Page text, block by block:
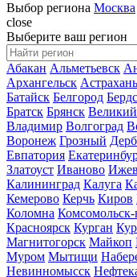
Выбор региона Москва
close
Выберите ваш регион
Абакан Альметьевск
Архангельск Астрахань
Батайск Белгород
Братск Брянск
Владимир Волгоград
Воронеж Грозный
Евпатория
Златоуст Иваново
Калининград Калуга
Кемерово Керчь Киров
Коломна
Красноярск Курган
Магнитогорск Майкоп
Муром Мытищи
Невинномысск